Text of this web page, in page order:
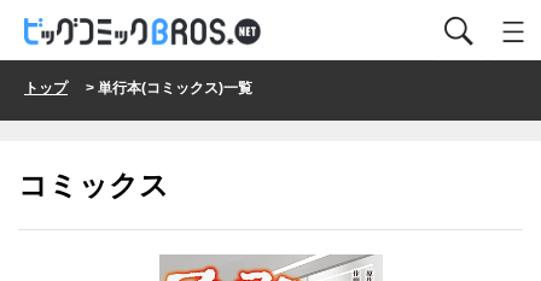
トップ> 単行本(コミックス)一覧
コミックス